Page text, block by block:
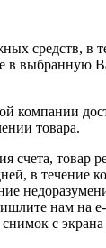
средств, в
в выбранную
компании
товара.
счета, товар
в течение
нам на
с экрана